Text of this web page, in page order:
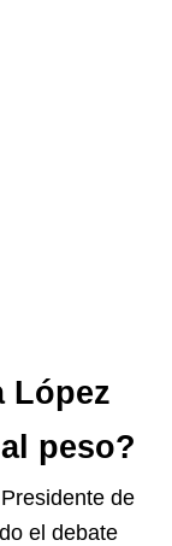
López
peso?
de
el debate